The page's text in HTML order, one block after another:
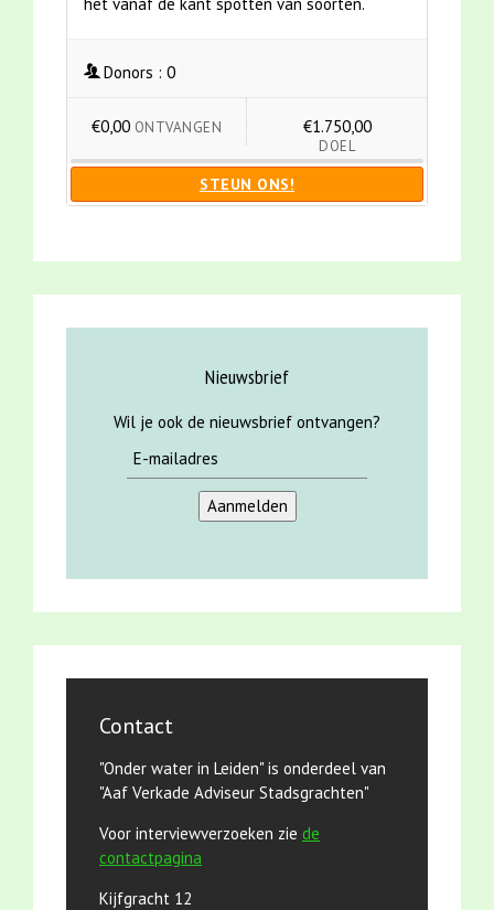
Donors : 0
€0,00 ONTVANGEN €1.750,00
DOEL
STEUN ONS!
Nieuwsbrief
Wil je ook de nieuwsbrief ontvangen?
Contact
"Onder water in Leiden" is onderdeel van
"Aaf Verkade Adviseur Stadsgrachten"
Voor interviewverzoeken zie de
contactpagina
Kijfgracht 12